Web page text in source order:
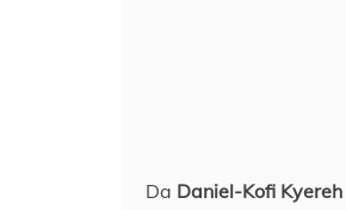
Da Daniel-Kofi Kyereh